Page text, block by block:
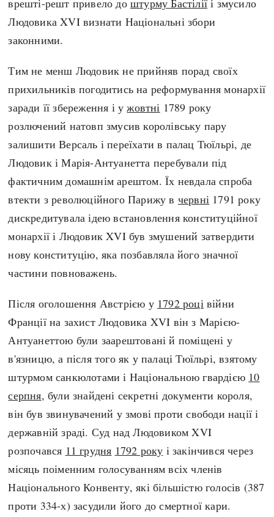
Людовика XVI визнати Національні збори
законними.
Тим не менш Людовик не прийняв порад своїх
прихильників погодитись на реформування монархії
заради її збереження і ужовтні 1789 року
розлючений натовп змусив королівську пару
залишити Версаль і переїхати в палац Тюїльрі, де
Людовик і Марія-Антуанетта перебували під
фактичним домашнім арештом. Їх невдала спроба
втекти з революційного Парижу в червні 1791 року
дискредитувала ідею встановлення конституційної
монархії і Людовик XVI був змушений затвердити
нову конституцію, яка позбавляла його значної
частини повноважень.
Після оголошення Австрією у 1792 році війни
Франції на захист Людовика XVI він з Марією-
Антуанеттою були заарештовані й поміщені у
в'язницю, а після того як у палаці Тюїльрі, взятому
штурмом санкюлотами і Національною гвардією 10
серпня, були знайдені секретні документи короля,
він був звинувачений у змові проти свободи нації і
державній зраді. Суд над Людовиком XVI
розпочався 11 грудня 1792 року і закінчився через
місяць поіменним голосуванням всіх членів
Національного Конвенту, які більшістю голосів (387
проти 334-х) засудили його до смертної кари.